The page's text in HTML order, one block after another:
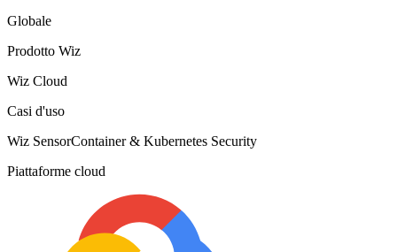
Globale
Prodotto Wiz
Wiz Cloud
Casi d'uso
Wiz SensorContainer & Kubernetes Security
Piattaforme cloud